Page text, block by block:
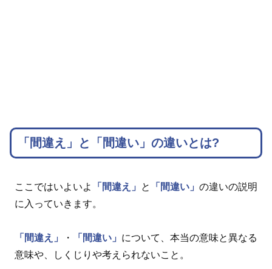
「間違え」と「間違い」の違いとは?
ここではいよいよ 「間違え」 と 「間違い」 の違いの説明
に入っていきます。
「間違え」 ・ 「間違い」 について、本当の意味と異なる
意味や、しくじりや考えられないこと。